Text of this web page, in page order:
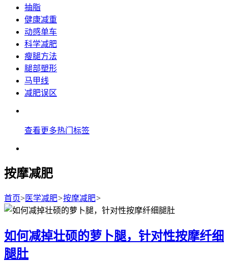
抽脂
健康减重
动感单车
科学减肥
瘦腿方法
腿部塑形
马甲线
减肥误区
查看更多热门标签
按摩减肥
首页>医学减肥>按摩减肥>
如何减掉壮硕的萝卜腿，针对性按摩纤细
腿肚